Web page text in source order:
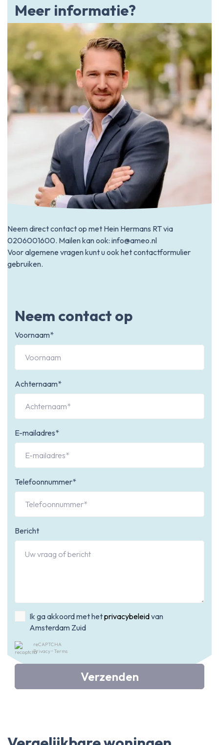
Meer informatie?
Neem direct contact op met Hein Hermans RT via
0206001600. Mailen kan ook: info@ameo.nl
Voor algemene vragen kunt u ook het contactformulier
gebruiken.
Neem contact op
Voornaam*
Achternaam*
E-mailadres*
Telefoonnummer*
Bericht
Ik ga akkoord met hetprivacybeleidvan
Amsterdam Zuid
reCAPTCHA
Privacy • Terms
Verzenden